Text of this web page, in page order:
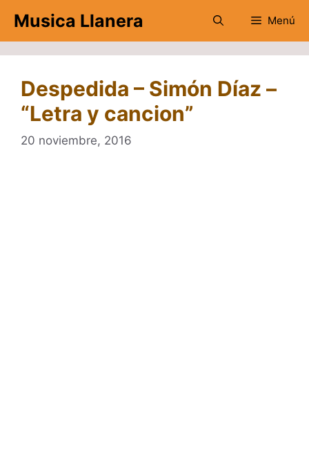
contenido
Musica Llanera Menú
Despedida – Simón Díaz –
“Letra y cancion”
20 noviembre, 2016